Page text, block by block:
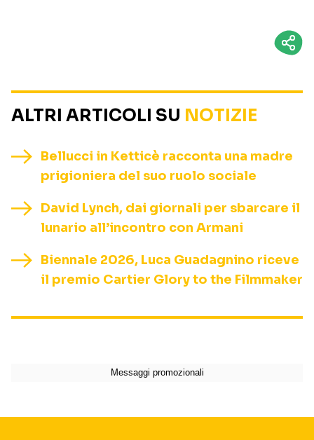
ALTRI ARTICOLI SU NOTIZIE
Bellucci in Ketticè racconta una madre
prigioniera del suo ruolo sociale
David Lynch, dai giornali per sbarcare il
lunario all’incontro con Armani
Biennale 2026, Luca Guadagnino riceve
il premio Cartier Glory to the Filmmaker